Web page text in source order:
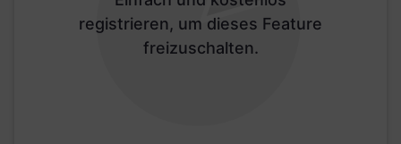
registrieren, um dieses Feature
freizuschalten.